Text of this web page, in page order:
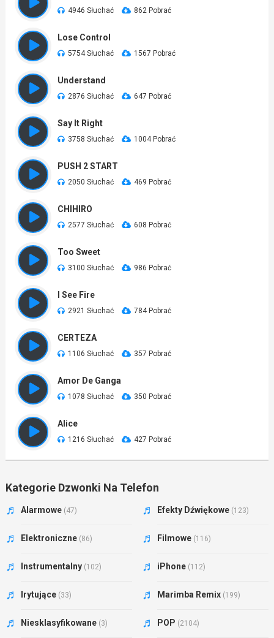
4946 Słuchać 862 Pobrać
Lose Control
5754 Słuchać 1567 Pobrać
Understand
2876 Słuchać 647 Pobrać
Say It Right
3758 Słuchać 1004 Pobrać
PUSH 2 START
2050 Słuchać 469 Pobrać
CHIHIRO
2577 Słuchać 608 Pobrać
Too Sweet
3100 Słuchać 986 Pobrać
I See Fire
2921 Słuchać 784 Pobrać
CERTEZA
1106 Słuchać 357 Pobrać
Amor De Ganga
1078 Słuchać 350 Pobrać
Alice
1216 Słuchać 427 Pobrać
Kategorie Dzwonki Na Telefon
Alarmowe (47) Efekty Dźwiękowe (123)
Elektroniczne (86) Filmowe (116)
Instrumentalny (102) iPhone (112)
Irytujące (33) Marimba Remix (199)
Niesklasyfikowane (3) POP (2104)